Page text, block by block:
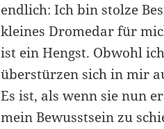
endlich: Ich bin stolze
kleines Dromedar für
ist ein Hengst. Obwohl
überstürzen sich in mir
Es ist, als wenn sie nun
mein Bewusstsein zu